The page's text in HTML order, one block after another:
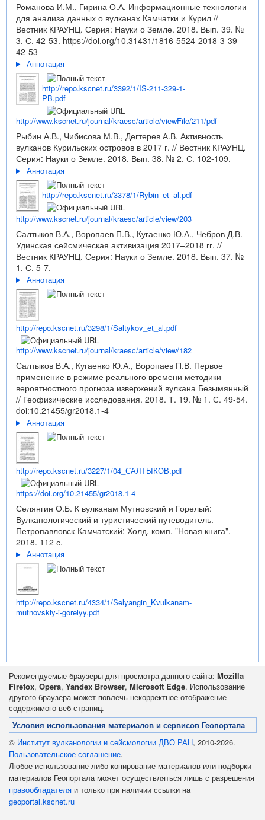
Романова И.М., Гирина О.А. Информационные технологии
для анализа данных о вулканах Камчатки и Курил //
Вестник КРАУНЦ. Серия: Науки о Земле. 2018. Вып. 39. №
3. С. 42-53. https://doi.org/10.31431/1816-5524-2018-3-39-
42-53
Аннотация
http://repo.kscnet.ru/3392/1/IS-211-329-1-
PB.pdf
http://www.kscnet.ru/journal/kraesc/article/viewFile/211/pdf
Рыбин А.В., Чибисова М.В., Дегтерев А.В. Активность
вулканов Курильских островов в 2017 г. // Вестник КРАУНЦ.
Серия: Науки о Земле. 2018. Вып. 38. № 2. С. 102-109.
Аннотация
http://repo.kscnet.ru/3378/1/Rybin_et_al.pdf
http://www.kscnet.ru/journal/kraesc/article/view/203
Салтыков В.А., Воропаев П.В., Кугаенко Ю.А., Чебров Д.В.
Удинская сейсмическая активизация 2017–2018 гг. //
Вестник КРАУНЦ. Серия: Науки о Земле. 2018. Вып. 37. №
1. С. 5-7.
Аннотация
http://repo.kscnet.ru/3298/1/Saltykov_et_al.pdf
http://www.kscnet.ru/journal/kraesc/article/view/182
Салтыков В.А., Кугаенко Ю.А., Воропаев П.В. Первое
применение в режиме реального времени методики
вероятностного прогноза извержений вулкана Безымянный
// Геофизические исследования. 2018. Т. 19. № 1. С. 49-54.
doi:10.21455/gr2018.1-4
Аннотация
http://repo.kscnet.ru/3227/1/04_САЛТЫКОВ.pdf
https://doi.org/10.21455/gr2018.1-4
Селянгин О.Б. К вулканам Мутновский и Горелый:
Вулканологический и туристический путеводитель.
Петропавловск-Камчатский: Холд. комп. "Новая книга".
2018. 112 с.
Аннотация
http://repo.kscnet.ru/4334/1/Selyangin_Kvulkanam-
mutnovskiy-i-gorelyy.pdf
Рекомендуемые браузеры для просмотра данного сайта: Mozilla
Firefox, Opera, Yandex Browser, Microsoft Edge. Использование
другого браузера может повлечь некорректное отображение
содержимого веб-страниц.
Условия использования материалов и сервисов Геопортала
© Институт вулканологии и сейсмологии ДВО РАН, 2010-2026.
Пользовательское соглашение.
Любое использование либо копирование материалов или подборки
материалов Геопортала может осуществляться лишь с разрешения
правообладателя и только при наличии ссылки на
geoportal.kscnet.ru